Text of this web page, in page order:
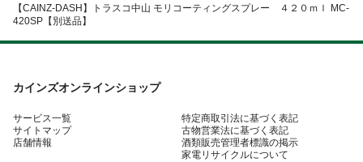
【CAINZ-DASH】トラスコ中山 モリコーティングスプレー ４２０ｍｌ MC-
420SP【別送品】
カインズオンラインショップ
サービス一覧
サイトマップ
店舗情報
特定商取引法に基づく表記
古物営業法に基づく表記
酒類販売管理者標識の掲示
家電リサイクルについて